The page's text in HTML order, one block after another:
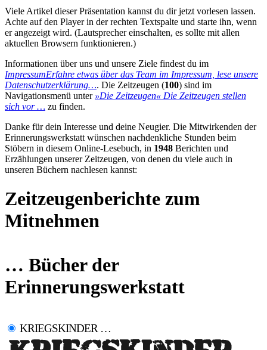
Viele Artikel dieser Präsentation kannst du dir jetzt vorlesen lassen.
Achte auf den Player in der rechten Textspalte und starte ihn, wenn
er angezeigt wird. (Lautsprecher einschalten, es sollte mit allen
aktuellen Browsern funktionieren.)
Informationen über uns und unsere Ziele findest du im
ImpressumErfahre etwas über das Team im Impressum, lese unsere
Datenschutzerklärung…. Die Zeitzeugen (100) sind im
Navigationsmenü unter »Die Zeitzeugen« Die Zeitzeugen stellen
sich vor … zu finden.
Danke für dein Interesse und deine Neugier. Die Mitwirkenden der
Erinnerungswerkstatt wünschen nachdenkliche Stunden beim
Stöbern in diesem Online-Lesebuch, in 1948 Berichten und
Erzählungen unserer Zeitzeugen, von denen du viele auch in
unseren Büchern nachlesen kannst:
Zeitzeugenberichte zum
Mitnehmen
… Bücher der
Erinnerungswerkstatt
KRIEGSKINDER …